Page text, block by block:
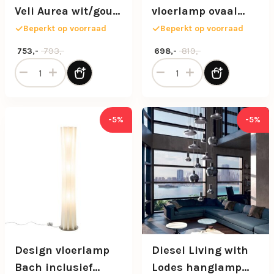
Veli Aurea wit/goud
60 cm
Beperkt op voorraad
793,-
Oorspronkelijke prijs was: 793,-.
753,-
Huidige prijs is: 753,-.
Design hanglamp Veli Aurea wit/goud 60 cm aantal
vloerlamp ovaal
mat zwart dimbaar
Beperkt op voorraad
819,-
Oorspronkelijke prijs was:
698,-
Huidige prijs is: 698,-.
Design LED vloerlamp
-5%
Design vloerlamp
Bach inclusief
-5%
Diesel Living with
Lodes hanglamp